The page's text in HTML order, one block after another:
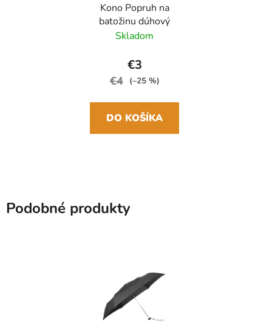
Kono Popruh na
batožinu dúhový
Skladom
€3
€4 (–25 %)
DO KOŠÍKA
Podobné produkty